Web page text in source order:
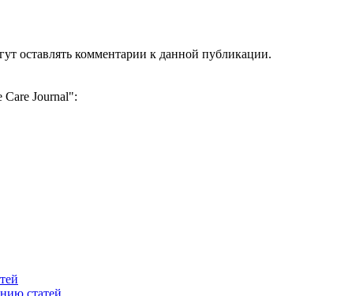
оставлять комментарии к данной публикации.
Care Journal":
статей